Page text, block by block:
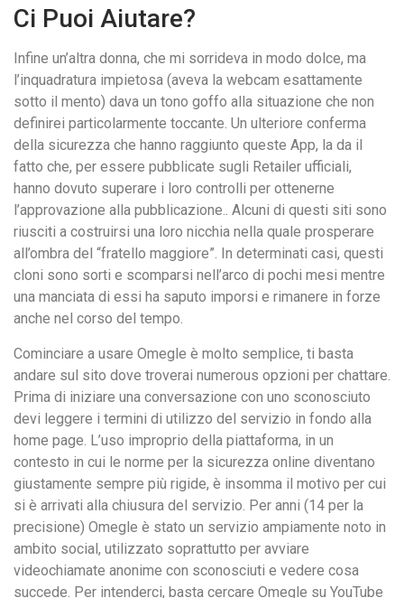
Ci Puoi Aiutare?
Infine un’altra donna, che mi sorrideva in modo dolce, ma
l’inquadratura impietosa (aveva la webcam esattamente
sotto il mento) dava un tono goffo alla situazione che non
definirei particolarmente toccante. Un ulteriore conferma
della sicurezza che hanno raggiunto queste App, la da il
fatto che, per essere pubblicate sugli Retailer ufficiali,
hanno dovuto superare i loro controlli per ottenerne
l’approvazione alla pubblicazione.. Alcuni di questi siti sono
riusciti a costruirsi una loro nicchia nella quale prosperare
all’ombra del “fratello maggiore”. In determinati casi, questi
cloni sono sorti e scomparsi nell’arco di pochi mesi mentre
una manciata di essi ha saputo imporsi e rimanere in forze
anche nel corso del tempo.
Cominciare a usare Omegle è molto semplice, ti basta
andare sul sito dove troverai numerous opzioni per chattare.
Prima di iniziare una conversazione con uno sconosciuto
devi leggere i termini di utilizzo del servizio in fondo alla
home page. L’uso improprio della piattaforma, in un
contesto in cui le norme per la sicurezza online diventano
giustamente sempre più rigide, è insomma il motivo per cui
si è arrivati alla chiusura del servizio. Per anni (14 per la
precisione) Omegle è stato un servizio ampiamente noto in
ambito social, utilizzato soprattutto per avviare
videochiamate anonime con sconosciuti e vedere cosa
succede. Per intenderci, basta cercare Omegle su YouTube